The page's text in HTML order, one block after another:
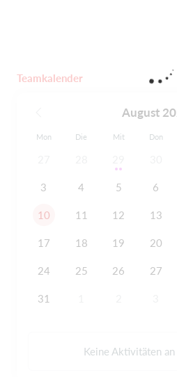
Teamkalender
August
Mon Die Mit Don
3 4 5 6
10 11 12 13
17 18 19 20
24 25 26 27
31
Keine Aktivitäten an